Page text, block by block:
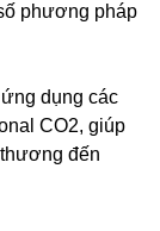
phương pháp
ứng dụng các
CO2, giúp
đến